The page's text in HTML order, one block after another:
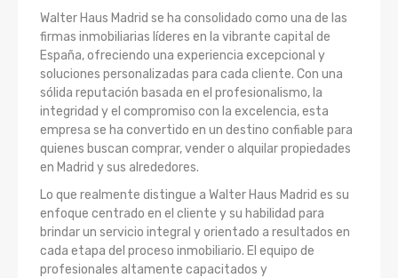
Walter Haus Madrid se ha consolidado como una de las
firmas inmobiliarias líderes en la vibrante capital de
España, ofreciendo una experiencia excepcional y
soluciones personalizadas para cada cliente. Con una
sólida reputación basada en el profesionalismo, la
integridad y el compromiso con la excelencia, esta
empresa se ha convertido en un destino confiable para
quienes buscan comprar, vender o alquilar propiedades
en Madrid y sus alrededores.
Lo que realmente distingue a Walter Haus Madrid es su
enfoque centrado en el cliente y su habilidad para
brindar un servicio integral y orientado a resultados en
cada etapa del proceso inmobiliario. El equipo de
profesionales altamente capacitados y